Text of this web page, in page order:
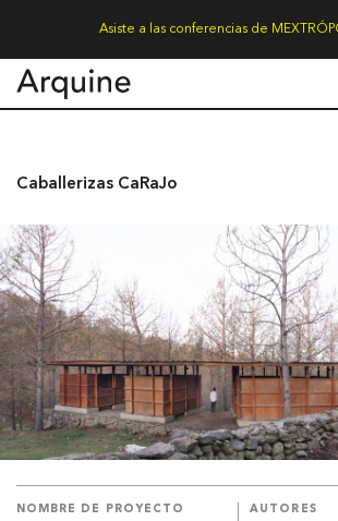
Asiste a las conferencias de
Caballerizas CaRaJo
NOMBRE DE PROYECTO AUTORES